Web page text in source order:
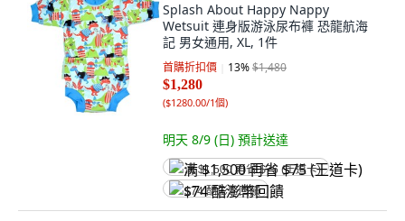
Splash About Happy Nappy
Wetsuit 連身版游泳尿布褲 恐龍航海
記 男女通用, XL, 1件
首購折扣價 13%$1,480
$1,280
($1280.00/1個)
明天 8/9 (日) 預計送達
满 $1,500 再省 $75 (王道卡)
$74 酷澎幣回饋